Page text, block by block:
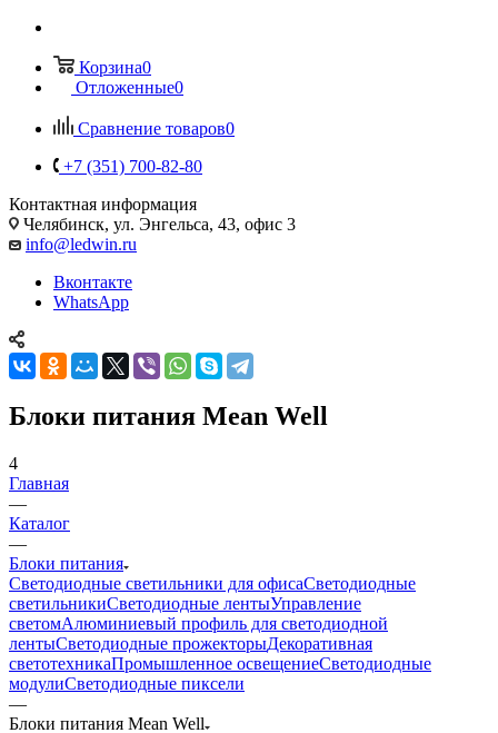
Корзина0
Отложенные0
Сравнение товаров0
+7 (351) 700-82-80
Контактная информация
Челябинск, ул. Энгельса, 43, офис 3
info@ledwin.ru
Вконтакте
WhatsApp
Блоки питания Mean Well
4
Главная
—
Каталог
—
Блоки питания
Светодиодные светильники для офисаСветодиодные
светильникиСветодиодные лентыУправление
светомАлюминиевый профиль для светодиодной
лентыСветодиодные прожекторыДекоративная
светотехникаПромышленное освещениеСветодиодные
модулиСветодиодные пиксели
—
Блоки питания Mean Well